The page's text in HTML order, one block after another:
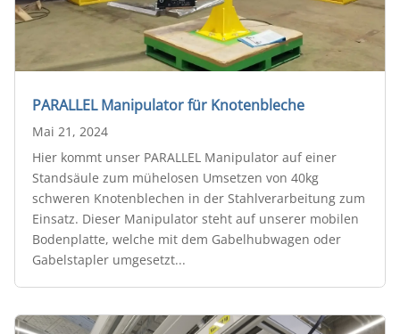
PARALLEL Manipulator für Knotenbleche
Mai 21, 2024
Hier kommt unser PARALLEL Manipulator auf einer
Standsäule zum mühelosen Umsetzen von 40kg
schweren Knotenblechen in der Stahlverarbeitung zum
Einsatz. Dieser Manipulator steht auf unserer mobilen
Bodenplatte, welche mit dem Gabelhubwagen oder
Gabelstapler umgesetzt...